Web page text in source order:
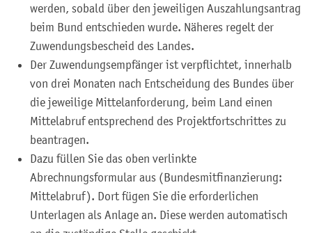
werden, sobald über den jeweiligen Auszahlungsantrag
beim Bund entschieden wurde. Näheres regelt der
Zuwendungsbescheid des Landes.
Der Zuwendungsempfänger ist verpflichtet, innerhalb
von drei Monaten nach Entscheidung des Bundes über
die jeweilige Mittelanforderung, beim Land einen
Mittelabruf entsprechend des Projektfortschrittes zu
beantragen.
Dazu füllen Sie das oben verlinkte
Abrechnungsformular aus (Bundesmitfinanzierung:
Mittelabruf). Dort fügen Sie die erforderlichen
Unterlagen als Anlage an. Diese werden automatisch